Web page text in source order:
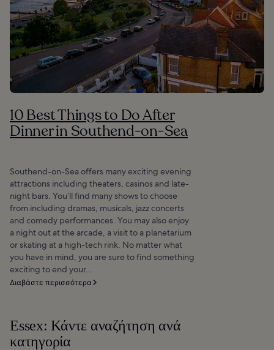
10 Best Things to Do After
Dinner in Southend-on-Sea
Southend-on-Sea offers many exciting evening
attractions including theaters, casinos and late-
night bars. You’ll find many shows to choose
from including dramas, musicals, jazz concerts
and comedy performances. You may also enjoy
a night out at the arcade, a visit to a planetarium
or skating at a high-tech rink. No matter what
you have in mind, you are sure to find something
exciting to end your...
Διαβάστε περισσότερα
Essex: Κάντε αναζήτηση ανά
κατηγορία